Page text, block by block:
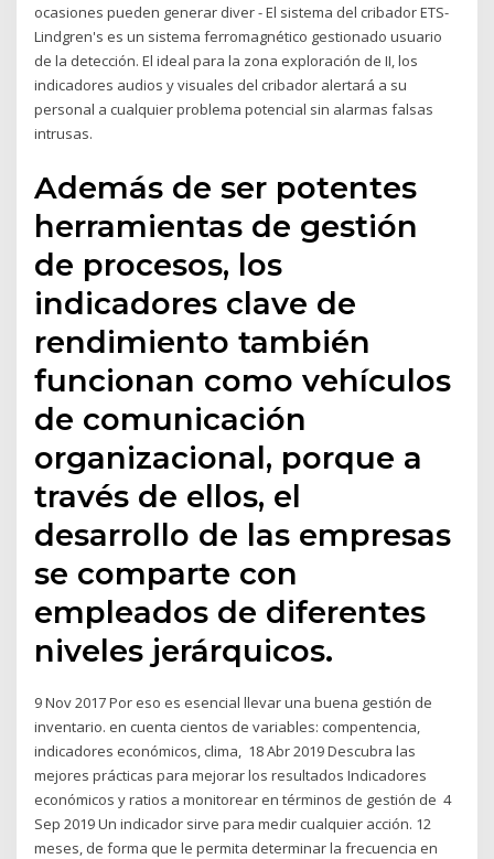
ocasiones pueden generar diver - El sistema del cribador ETS-
Lindgren's es un sistema ferromagnético gestionado usuario
de la detección. El ideal para la zona exploración de II, los
indicadores audios y visuales del cribador alertará a su
personal a cualquier problema potencial sin alarmas falsas
intrusas.
Además de ser potentes
herramientas de gestión
de procesos, los
indicadores clave de
rendimiento también
funcionan como vehículos
de comunicación
organizacional, porque a
través de ellos, el
desarrollo de las empresas
se comparte con
empleados de diferentes
niveles jerárquicos.
9 Nov 2017 Por eso es esencial llevar una buena gestión de
inventario. en cuenta cientos de variables: compentencia,
indicadores económicos, clima, 18 Abr 2019 Descubra las
mejores prácticas para mejorar los resultados Indicadores
económicos y ratios a monitorear en términos de gestión de 4
Sep 2019 Un indicador sirve para medir cualquier acción. 12
meses, de forma que le permita determinar la frecuencia en